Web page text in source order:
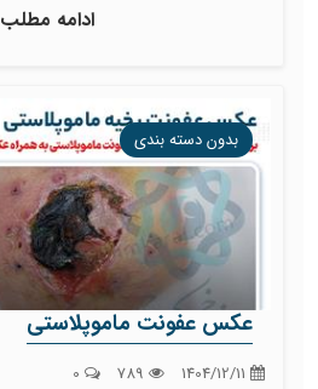
ادامه مطلب
بدون دسته بندی
عکس عفونت ماموپلاستی